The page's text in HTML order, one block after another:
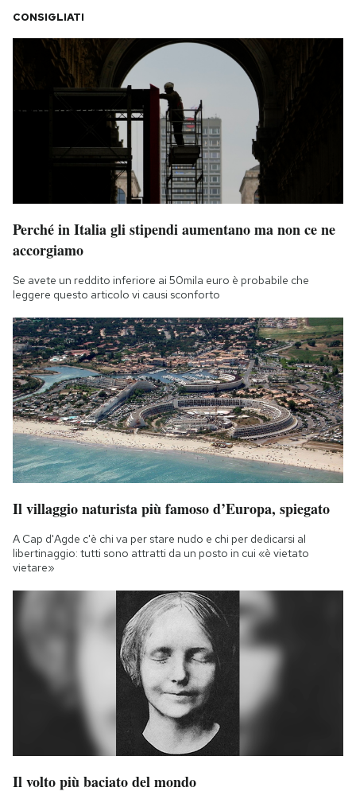
CONSIGLIATI
Perché in Italia gli stipendi aumentano ma non ce ne
accorgiamo
Se avete un reddito inferiore ai 50mila euro è probabile che
leggere questo articolo vi causi sconforto
Il villaggio naturista più famoso d’Europa, spiegato
A Cap d'Agde c'è chi va per stare nudo e chi per dedicarsi al
libertinaggio: tutti sono attratti da un posto in cui «è vietato
vietare»
Il volto più baciato del mondo